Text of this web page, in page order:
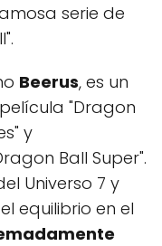
serie de
Beerus, es un
"Dragon
y
Ball Super".
Universo 7 y
equilibrio en el